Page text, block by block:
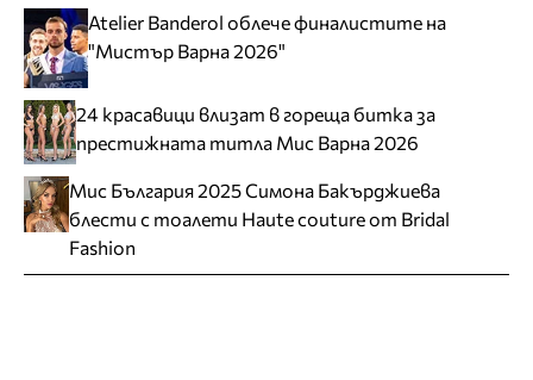
Atelier Banderol облече финалистите на
"Мистър Варна 2026"
24 красавици влизат в гореща битка за
престижната титла Мис Варна 2026
Мис България 2025 Симона Бакърджиева
блести с тоалети Haute couture от Bridal
Fashion